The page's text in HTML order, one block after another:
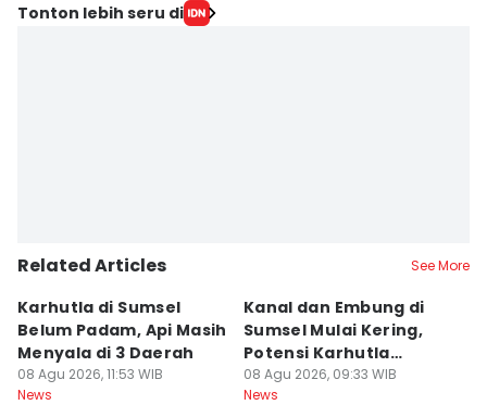
Tonton lebih seru di
Related Articles See More
Karhutla di Sumsel
Belum Padam, Api Masih
Menyala di 3 Daerah
08 Agu 2026, 11:53 WIB
News
Kanal dan Embung di
Sumsel Mulai Kering,
Potensi Karhutla
Meningkat
08 Agu 2026, 09:33 WIB
News